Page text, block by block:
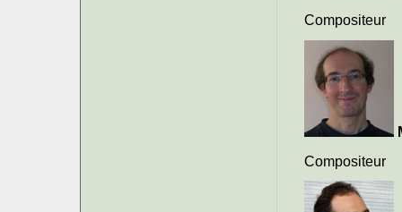
Compositeur
Compositeur